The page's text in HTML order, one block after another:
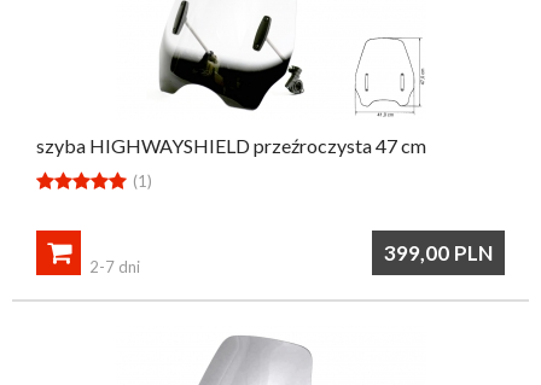
szyba HIGHWAYSHIELD przeźroczysta 47 cm
 (1)
399,00 PLN

2-7 dni